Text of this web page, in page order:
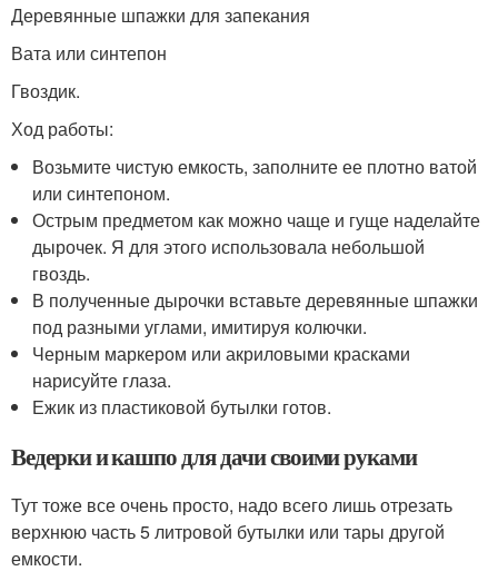
Деревянные шпажки для запекания
Вата или синтепон
Гвоздик.
Ход работы:
Возьмите чистую емкость, заполните ее плотно ватой
или синтепоном.
Острым предметом как можно чаще и гуще наделайте
дырочек. Я для этого использовала небольшой
гвоздь.
В полученные дырочки вставьте деревянные шпажки
под разными углами, имитируя колючки.
Черным маркером или акриловыми красками
нарисуйте глаза.
Ежик из пластиковой бутылки готов.
Ведерки и кашпо для дачи своими руками
Тут тоже все очень просто, надо всего лишь отрезать
верхнюю часть 5 литровой бутылки или тары другой
емкости.